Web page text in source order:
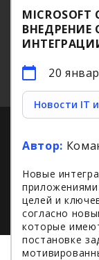
20
Новости IT
Автор:
Новые
целей и
согласно
которые
постановке